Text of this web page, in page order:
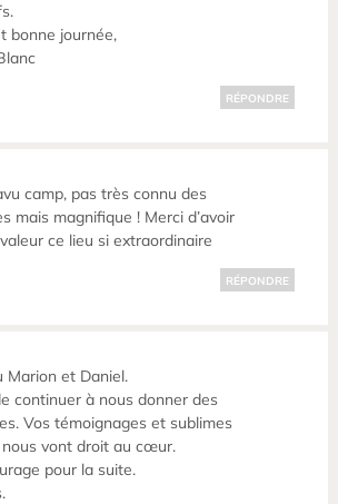
bonne journée,
RÉPONDRE
camp, pas très connu des
mais magnifique ! Merci d’avoir
ce lieu si extraordinaire
RÉPONDRE
Marion et Daniel.
continuer à nous donner des
Vos témoignages et sublimes
vont droit au cœur.
pour la suite.